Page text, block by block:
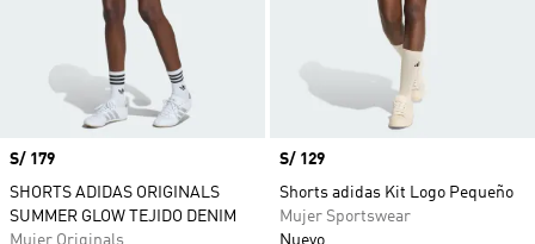
Precio
S/ 179
SHORTS ADIDAS ORIGINALS
SUMMER GLOW TEJIDO DENIM
Mujer Originals
Precio
S/ 129
Shorts adidas Kit Logo Pequeño
Mujer Sportswear
Nuevo